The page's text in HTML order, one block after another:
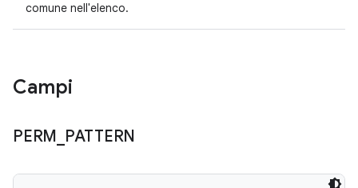
comune nell'elenco.
Campi
PERM PATTERN